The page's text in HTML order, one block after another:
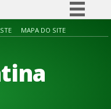
Simplifique!
Acesso à informação
MAPA DO SITE